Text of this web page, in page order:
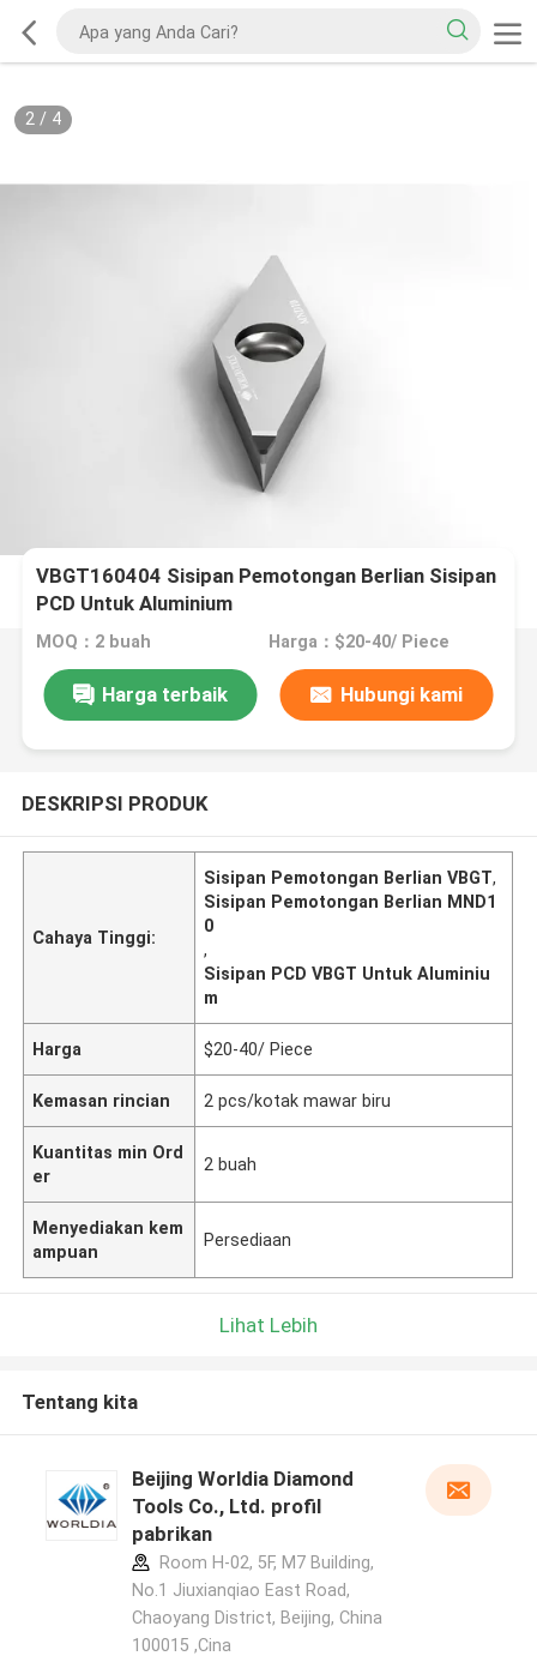
2/ 4
VBGT160404 Sisipan Pemotongan Berlian Sisipan
PCD Untuk Aluminium
MOQ：2 buah Harga：$20-40/ Piece
Harga terbaik Hubungi kami
DESKRIPSI PRODUK
Cahaya Tinggi:
Sisipan Pemotongan Berlian VBGT,
Sisipan Pemotongan Berlian MND1
0
,
Sisipan PCD VBGT Untuk Aluminiu
m
Harga $20-40/ Piece
Kemasan rincian 2 pcs/kotak mawar biru
Kuantitas min Ord
er
2 buah
Menyediakan kem
ampuan
Persediaan
Lihat Lebih
Tentang kita
Beijing Worldia Diamond
Tools Co., Ltd. profil
pabrikan
Room H-02, 5F, M7 Building,
No.1 Jiuxianqiao East Road,
Chaoyang District, Beijing, China
100015 ,Cina